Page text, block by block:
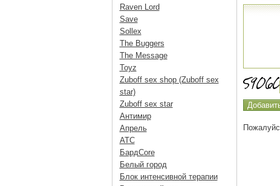
Raven Lord
Save
Sollex
The Buggers
The Message
Toyz
Zuboff sex shop (Zuboff sex
star)
Zuboff sex star
Антимир
Апрель
АТС
БардCore
Белый город
Блок интенсивной терапии